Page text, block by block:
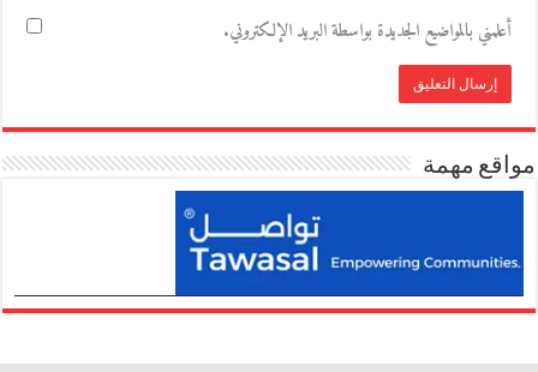
أعلمني بالمواضيع الجديدة بواسطة البريد الإلكتروني.
مواقع مهمة